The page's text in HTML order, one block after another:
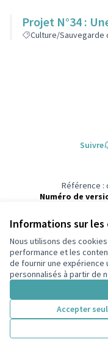
Informations sur
Nous utilisons des
performance et les
de fournir une expérience
personnalisés à partir de
Accepter
Projet N°34 :
Culture/Sauvegarde
Suivre
Référence :
Numéro de
Conditions d'utilisation
Paramètres des cookies
participons.colombes.fr
(Lien externe)
Site réalisé grâce aulogiciel